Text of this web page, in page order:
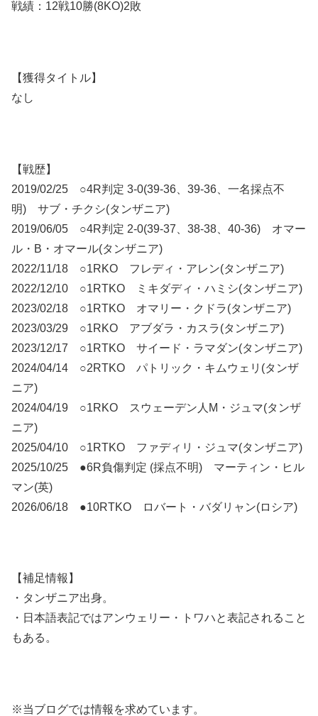
戦績：12戦10勝(8KO)2敗
【獲得タイトル】
なし
【戦歴】
2019/02/25 ○4R判定 3-0(39-36、39-36、一名採点不
明) サブ・チクシ(タンザニア)
2019/06/05 ○4R判定 2-0(39-37、38-38、40-36) オマー
ル・B・オマール(タンザニア)
2022/11/18 ○1RKO フレディ・アレン(タンザニア)
2022/12/10 ○1RTKO ミキダディ・ハミシ(タンザニア)
2023/02/18 ○1RTKO オマリー・クドラ(タンザニア)
2023/03/29 ○1RKO アブダラ・カスラ(タンザニア)
2023/12/17 ○1RTKO サイード・ラマダン(タンザニア)
2024/04/14 ○2RTKO パトリック・キムウェリ(タンザ
ニア)
2024/04/19 ○1RKO スウェーデン人M・ジュマ(タンザ
ニア)
2025/04/10 ○1RTKO ファディリ・ジュマ(タンザニア)
2025/10/25 ●6R負傷判定 (採点不明) マーティン・ヒル
マン(英)
2026/06/18 ●10RTKO ロバート・バダリャン(ロシア)
【補足情報】
・タンザニア出身。
・日本語表記ではアンウェリー・トワハと表記されること
もある。
※当ブログでは情報を求めています。